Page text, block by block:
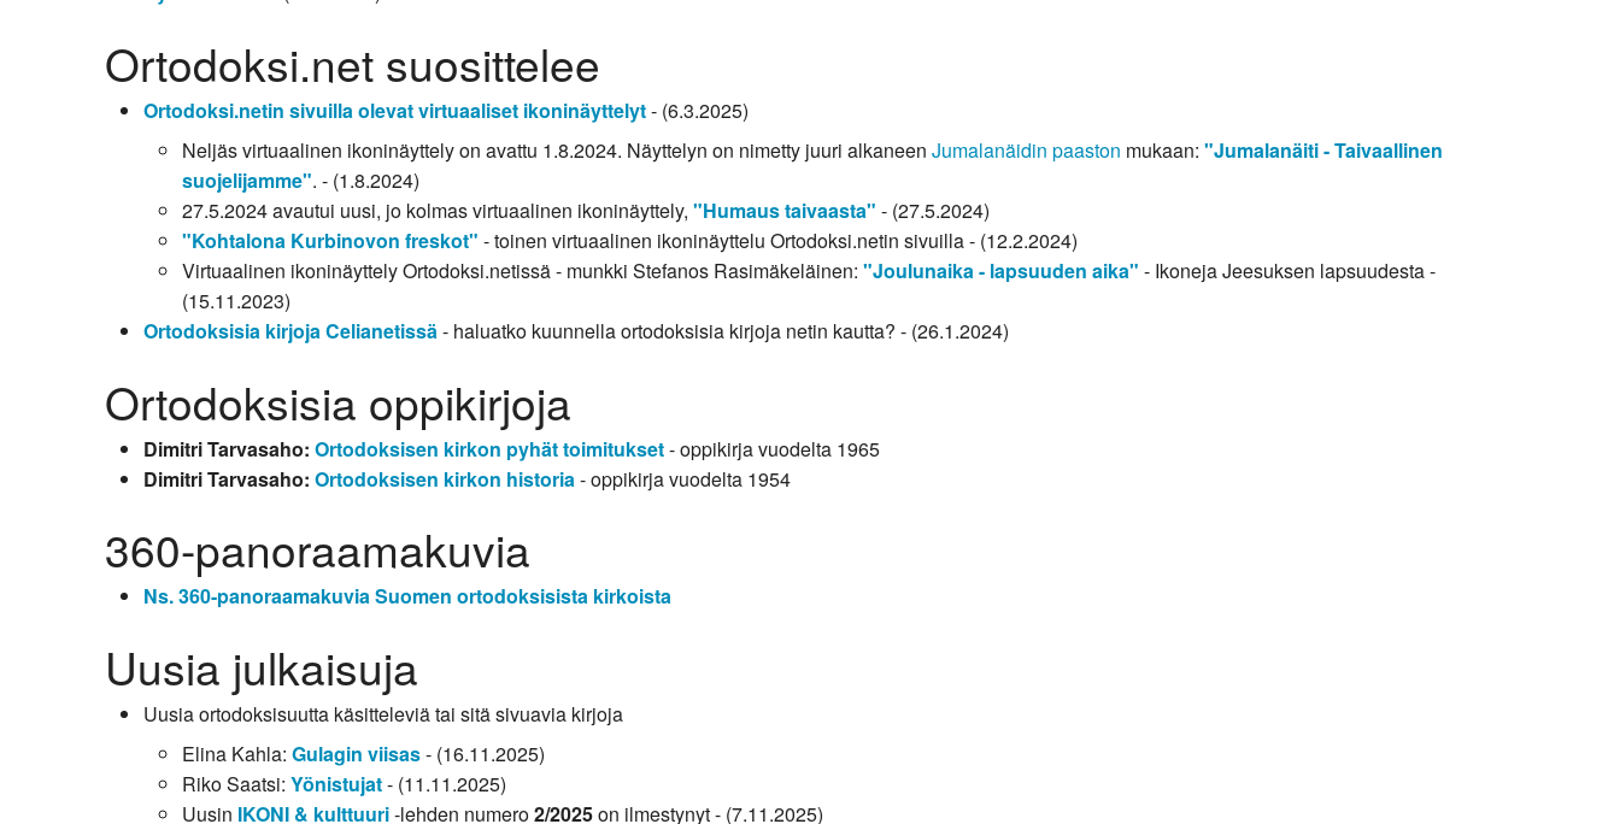
Ortodoksi.net suosittelee
Ortodoksi.netin sivuilla olevat virtuaaliset ikoninäyttelyt- (6.3.2025)
Neljäs virtuaalinen ikoninäyttely on avattu 1.8.2024. Näyttelyn on nimetty juuri alkaneen Jumalanäidin paaston mukaan: "Jumalanäiti - Taivaallinen
suojelijamme". - (1.8.2024)
27.5.2024 avautui uusi, jo kolmas virtuaalinen ikoninäyttely, "Humaus taivaasta" - (27.5.2024)
"Kohtalona Kurbinovon freskot" - toinen virtuaalinen ikoninäyttelu Ortodoksi.netin sivuilla - (12.2.2024)
Virtuaalinen ikoninäyttely Ortodoksi.netissä - munkki Stefanos Rasimäkeläinen: "Joulunaika - lapsuuden aika" - Ikoneja Jeesuksen lapsuudesta -
(15.11.2023)
Ortodoksisia kirjoja Celianetissä- haluatko kuunnella ortodoksisia kirjoja netin kautta? - (26.1.2024)
Ortodoksisia oppikirjoja
Dimitri Tarvasaho: Ortodoksisen kirkon pyhät toimitukset- oppikirja vuodelta 1965
Dimitri Tarvasaho: Ortodoksisen kirkon historia - oppikirja vuodelta 1954
360-panoraamakuvia
Ns. 360-panoraamakuvia Suomen ortodoksisista kirkoista
Uusia julkaisuja
Uusia ortodoksisuutta käsitteleviä tai sitä sivuavia kirjoja
Elina Kahla: Gulagin viisas- (16.11.2025)
Riko Saatsi: Yönistujat- (11.11.2025)
Uusin IKONI & kulttuuri-lehden numero2/2025on ilmestynyt - (7.11.2025)